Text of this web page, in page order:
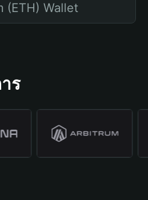
(ETH) Wallet
ร